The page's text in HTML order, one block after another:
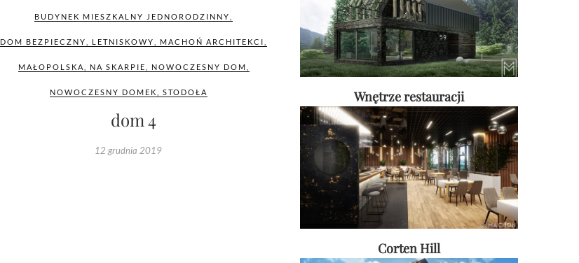
BUDYNEK MIESZKALNY JEDNORODZINNY
DOM BEZPIECZNY LETNISKOWY MACHOŃ ARCHITEKCI
MAŁOPOLSKA NA SKARPIE NOWOCZESNY DOM
NOWOCZESNY DOMEK STODOŁA
dom 4
12 grudnia 2019
Wnętrze restauracji
Corten Hill